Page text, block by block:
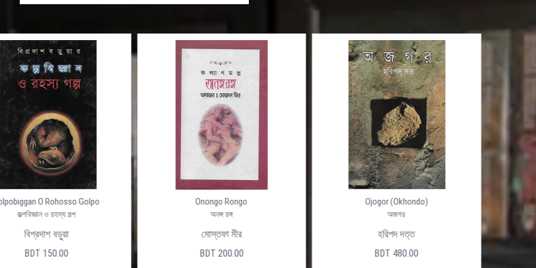
O Rohosso Golpo
কল্পবিজ্ঞান ও রহস্য গল্প
বিপ্রদাশ বড়ুয়া
BDT 150.00
Onongo Rongo
অনঙ্গ রঙ্গ
মোস্তফা মীর
BDT 200.00
Ojogor (Okhondo)
অজগর
হরিপদ দত্ত
BDT 480.00